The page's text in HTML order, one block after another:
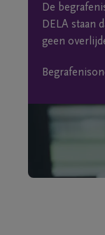
De
DELA staan
geen